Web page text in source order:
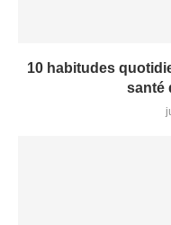
10 habitudes
santé